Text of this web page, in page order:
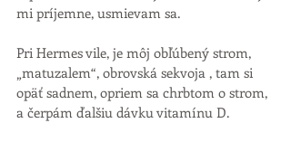
mi príjemne, usmievam sa.
Pri Hermes vile, je môj obľúbený strom,
„matuzalem“, obrovská sekvoja , tam si
opäť sadnem, opriem sa chrbtom o strom,
a čerpám ďalšiu dávku vitamínu D.